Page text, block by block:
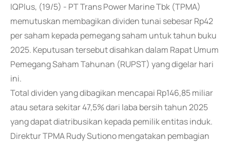
IQPlus, (19/5) - PT Trans Power Marine Tbk (TPMA)
memutuskan membagikan dividen tunai sebesar Rp42
per saham kepada pemegang saham untuk tahun buku
2025. Keputusan tersebut disahkan dalam Rapat Umum
Pemegang Saham Tahunan (RUPST) yang digelar hari
ini.
Total dividen yang dibagikan mencapai Rp146,85 miliar
atau setara sekitar 47,5% dari laba bersih tahun 2025
yang dapat diatribusikan kepada pemilik entitas induk.
Direktur TPMA Rudy Sutiono mengatakan pembagian